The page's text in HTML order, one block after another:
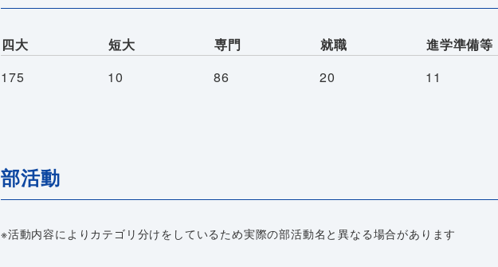
四大 短大 専門 就職
進学準備等
175
10 86 20 11
部活動
※活動内容によりカテゴリ分けをしているため実際の部活動名と異なる場合があります